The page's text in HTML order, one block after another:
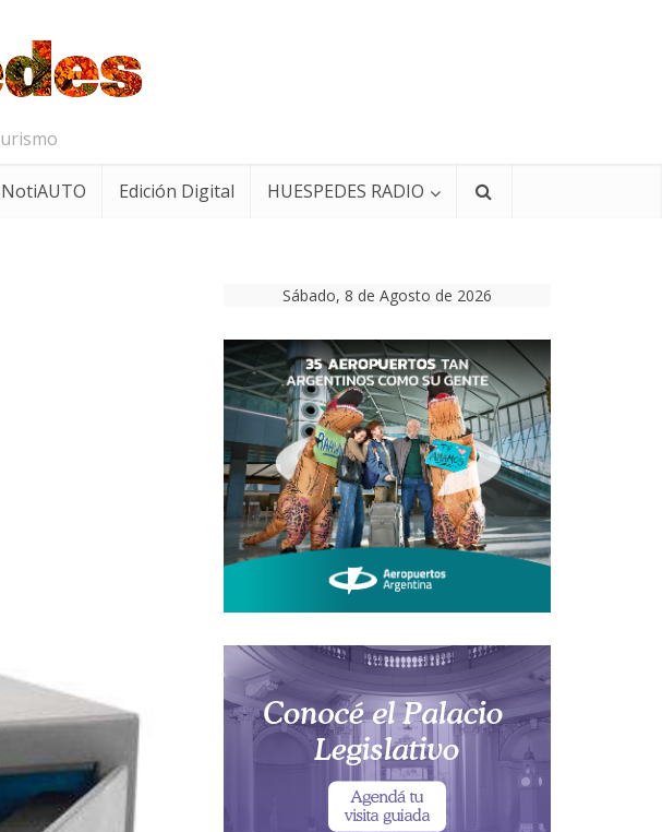
NotiAUTO Edición Digital HUESPEDES RADIO
Sábado, 8 de Agosto de 2026